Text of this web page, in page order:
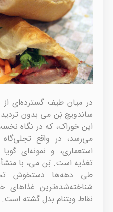
در میان طیف گسترده‌ای از
ساندویچ بَن می بدون
این خوراک، که در نگاه
می‌رسد، در واقع
استعماری، و نمونه‌ای
تغذیه است. بَن می، با
طی دهه‌ها دستخوش
شناخته‌شده‌ترین غذاهای
نقاط ویتنام بدل گشته است.